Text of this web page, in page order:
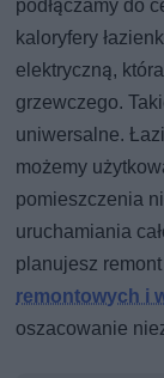
podłączamy do
kaloryfery
elektryczną,
grzewczego.
uniwersalne.
możemy
pomieszczenia
uruchamiania
planujesz remont
remontowych i
oszacowanie